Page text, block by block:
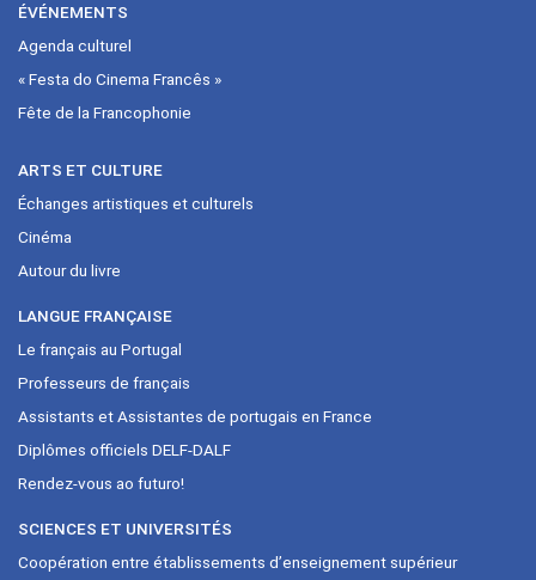
ÉVÉNEMENTS
Agenda culturel
« Festa do Cinema Francês »
Fête de la Francophonie
ARTS ET CULTURE
Échanges artistiques et culturels
Cinéma
Autour du livre
LANGUE FRANÇAISE
Le français au Portugal
Professeurs de français
Assistants et Assistantes de portugais en France
Diplômes officiels DELF-DALF
Rendez-vous ao futuro!
SCIENCES ET UNIVERSITÉS
Coopération entre établissements d’enseignement supérieur